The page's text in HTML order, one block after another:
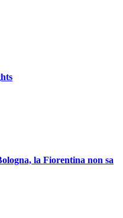
la Fiorentina non sa